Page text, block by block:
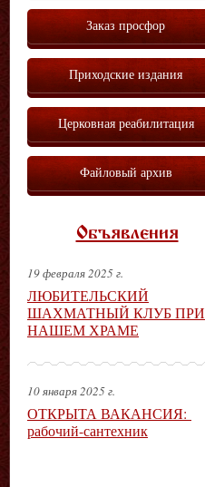
Заказ просфор
Приходские издания
Церковная реабилитация
Файловый архив
Объявления
19 февраля 2025 г.
ЛЮБИТЕЛЬСКИЙ
ШАХМАТНЫЙ КЛУБ ПРИ
НАШЕМ ХРАМЕ
10 января 2025 г.
ОТКРЫТА ВАКАНСИЯ:
рабочий-сантехник